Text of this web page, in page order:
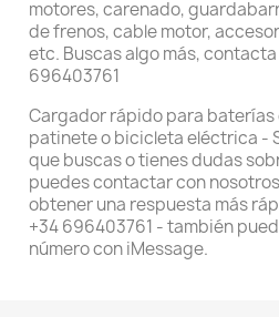
motores, carenado,
de frenos, cable motor,
etc. Buscas algo más,
696403761
Cargador rápido para baterías
patinete o bicicleta eléctrica -
que buscas o tienes dudas
puedes contactar con
obtener una respuesta más
+34 696403761 - también
número con iMessage.